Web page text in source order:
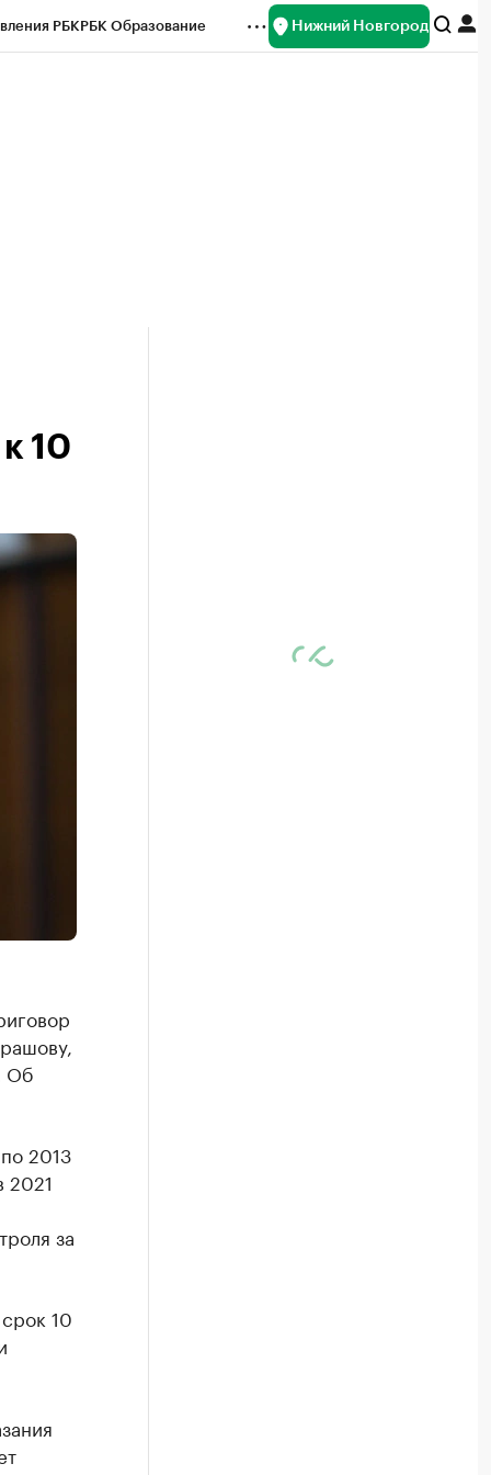
РБКРБК Образование Нижний Новгород
10
Об
2013
2021
за
10